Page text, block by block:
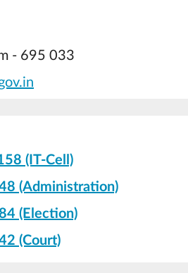
- 695 033
(IT-Cell)
(Administration)
(Election)
(Court)